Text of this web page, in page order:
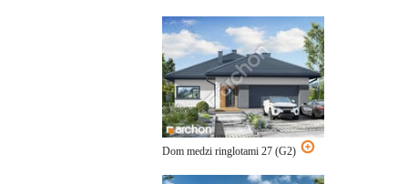
Dom medzi ringlotami 27 (G2)